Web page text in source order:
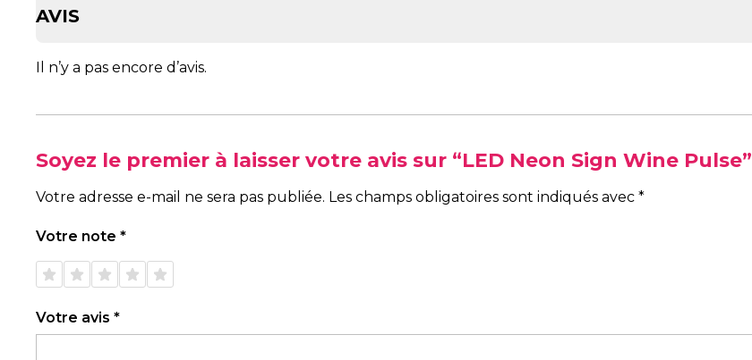
AVIS
Il n’y a pas encore d’avis.
Soyez le premier à laisser votre avis sur “LED Neon Sign Wine Pulse”
Votre adresse e-mail ne sera pas publiée. Les champs obligatoires sont indiqués avec *
Votre note *
1 étoile
sur 5
2 étoiles
sur 5
3 étoiles
sur 5
4 étoiles
sur 5
5 étoiles
sur 5
Votre avis *